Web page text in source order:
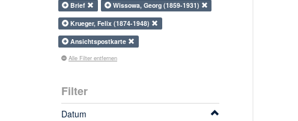
Brief
Wissowa, Georg (1859-1931)
Krueger, Felix (1874-1948)
Ansichtspostkarte
Alle Filter entfernen
Filter
Datum